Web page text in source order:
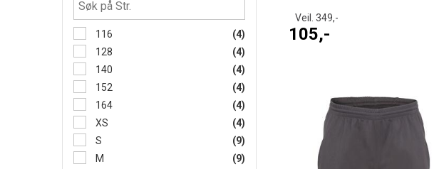
116
(4)
128
(4)
140
(4)
152
(4)
164
(4)
XS
(4)
S
(9)
M
(9)
Veil. 349,-
105,-